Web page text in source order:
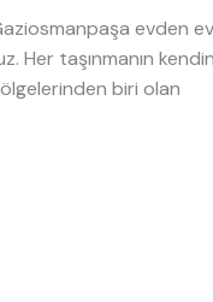
evden
Her taşınmanın
biri olan